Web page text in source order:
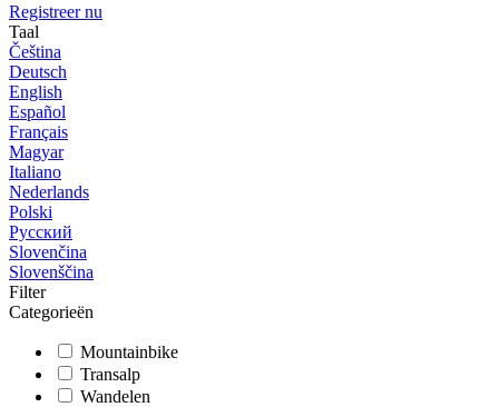
Registreer nu
Taal
Čeština
Deutsch
English
Español
Français
Magyar
Italiano
Nederlands
Polski
Русский
Slovenčina
Slovenščina
Filter
Categorieën
Mountainbike
Transalp
Wandelen